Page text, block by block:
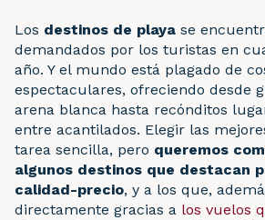
Los destinos de playa se
demandados por los turistas en
año. Y el mundo está plagado de
espectaculares, ofreciendo desde
arena blanca hasta recónditos
entre acantilados. Elegir las
tarea sencilla, pero queremos
algunos destinos que destacan
calidad-precio, y a los que,
directamente gracias a los vuelos